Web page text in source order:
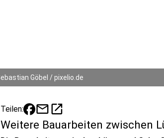
Sebastian Göbel / pixelio.de
Teilen: mailopen_in_new
Weitere Bauarbeiten zwischen